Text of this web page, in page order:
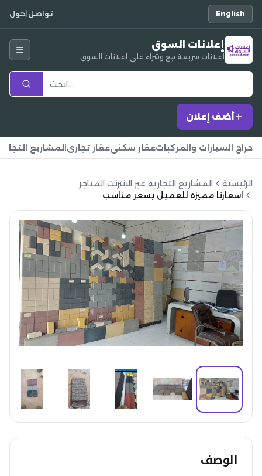
تواصل حول English
إعلانات السوق
اعلانات سريعة بيع وشراء على اعلانات السوق
أضف إعلان
حراج السيارات والمركباتعقار سكنيعقار تجاري المشاريع
الرئيسية
المشاريع التجارية عبر الانترنت المتاجر
اسعارنا مميزه للعميل بسعر مناسب
الوصف